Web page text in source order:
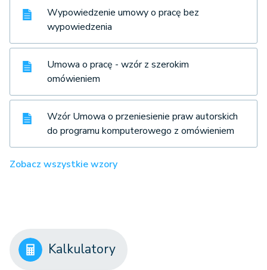
Wypowiedzenie umowy o pracę bez
wypowiedzenia
Umowa o pracę - wzór z szerokim
omówieniem
Wzór Umowa o przeniesienie praw autorskich
do programu komputerowego z omówieniem
Zobacz wszystkie wzory
Kalkulatory